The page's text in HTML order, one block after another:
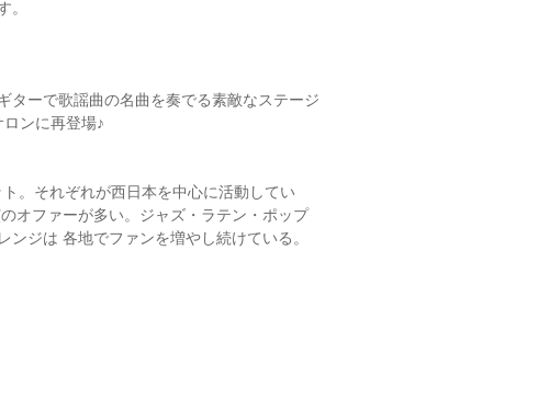
。
ターで歌謡曲の名曲を奏でる素敵なステージ
ンに再登場♪
。それぞれが西日本を中心に活動してい
オファーが多い。ジャズ・ラテン・ポップ
ジは 各地でファンを増やし続けている。